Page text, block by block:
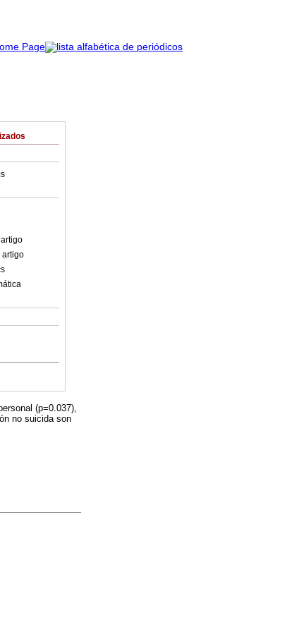
artigo
(p=0.037),
no suicida son